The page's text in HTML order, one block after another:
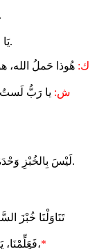
يَا حَمَلَ اللهِ، الحَامِلَ خَطَايَا العَالَم: اِرْحَمْنَا.
يَا حَمَلَ اللهِ، الحَامِلَ خَطَايَا العَالَم: اِمْنَحْنَا السَّلام.
ك: هُوذا حَملُ الله،
ش: يا رَبُّ
لَيْسَ بِالخُبْزِ وَحْدَهُ يَحْيَا الإنْسَانُ، بَلْ بِكُلِّ كَلِمَةٍ تَخْرُجُ مِنْ فَمِ الله.
تَنَاوَلْنَا خُبْزَ
فَعَلِّمْنَا، يَا رَبُّ، أَنْ نَجُوعَ إلَى المَسِيحِ، خُبْزِ السَّمَاءِ الحَقِّ،*